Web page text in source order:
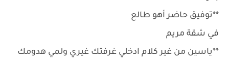
**توفيق حاضر أهو طالع
في شقة مريم
**ياسين من غير كلام ادخلي غرفتك غيري ولمي هدومك